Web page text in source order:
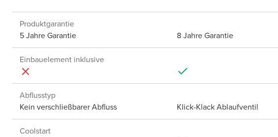
Produktgarantie
5 Jahre Garantie
8 Jahre Garantie
Einbauelement inklusive
Abflusstyp
Kein verschließbarer Abfluss
Klick-Klack Ablaufventil
Coolstart